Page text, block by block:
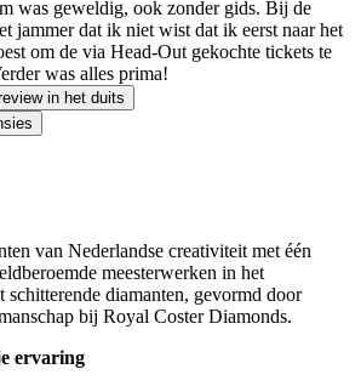
was geweldig, ook zonder gids. Bij de
jammer dat ik niet wist dat ik eerst naar het
om de via Head-Out gekochte tickets te
was alles prima!
in het duits
van Nederlandse creativiteit met één
meesterwerken in het
schitterende diamanten, gevormd door
bij Royal Coster Diamonds.
ervaring